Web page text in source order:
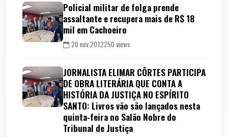
Policial militar de folga prende
assaltante e recupera mais de R$ 18
mil em Cachoeiro
20 nov 2012250 views
JORNALISTA ELIMAR CÔRTES PARTICIPA
DE OBRA LITERÁRIA QUE CONTA A
HISTÓRIA DA JUSTIÇA NO ESPÍRITO
SANTO: Livros vão são lançados nesta
quinta-feira no Salão Nobre do
Tribunal de Justiça